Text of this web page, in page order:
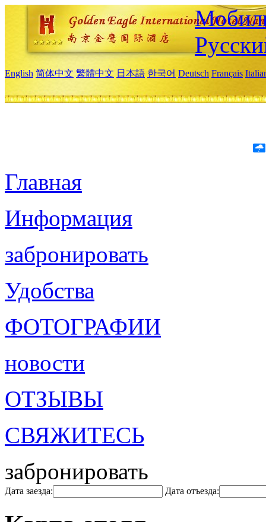
English 简体中文 繁體中文 日本語 한국어 Deutsch Français
Главная
Информация
забронировать
Удобства
ФОТОГРАФИИ
новости
ОТЗЫВЫ
СВЯЖИТЕСЬ
забронировать
Дата заезда: Дата отъезда: